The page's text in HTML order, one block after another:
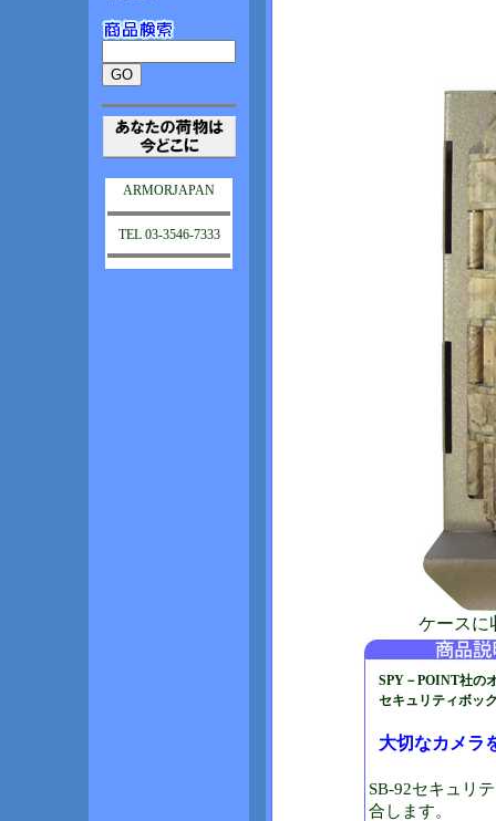
ARMORJAPAN
TEL 03-3546-7333
ケースに
SPY－POINT社の
セキュリティボッ
大切なカメラ
SB-92セキュリ
合します。